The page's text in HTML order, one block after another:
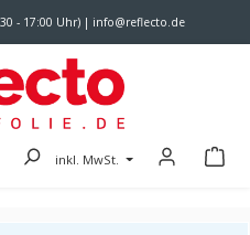
- 17:00 Uhr) | info@reflecto.de
inkl. MwSt.